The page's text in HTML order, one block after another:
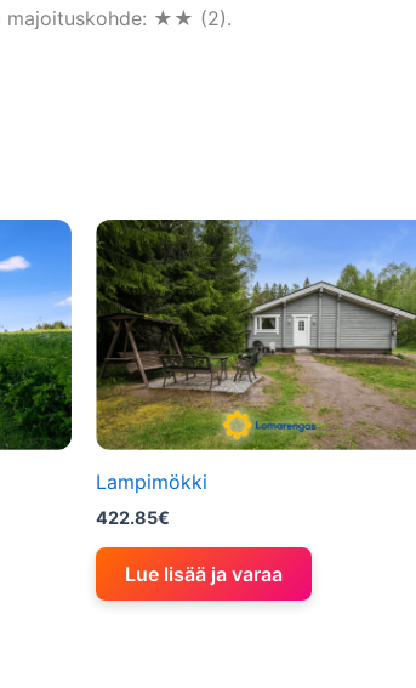
majoituskohde: ★★ (2).
Lampimökki
422.85€
Lue lisää ja varaa